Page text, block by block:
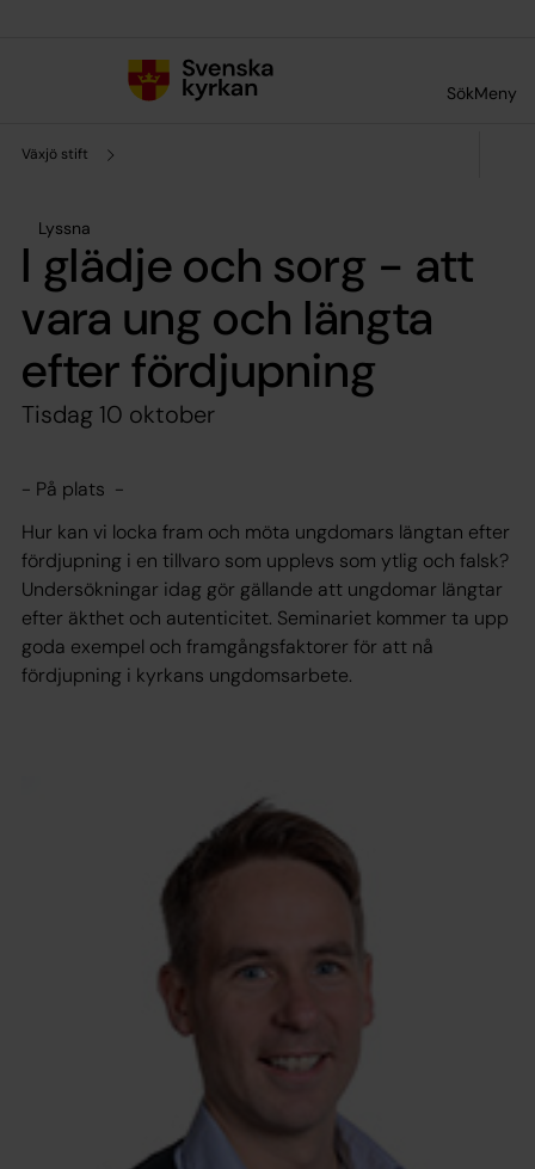
SökMeny
Växjö stift
Lyssna
I glädje och sorg - att
vara ung och längta
efter fördjupning
Tisdag 10 oktober
- På plats -
Hur kan vi locka fram och möta ungdomars längtan efter
fördjupning i en tillvaro som upplevs som ytlig och falsk?
Undersökningar idag gör gällande att ungdomar längtar
efter äkthet och autenticitet. Seminariet kommer ta upp
goda exempel och framgångsfaktorer för att nå
fördjupning i kyrkans ungdomsarbete.